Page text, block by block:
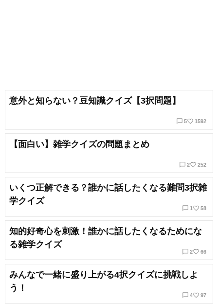
意外と知らない？豆知識クイズ【3択問題】
chat_bubble_outline 5favorite_border 1592
【面白い】雑学クイズの問題まとめ
chat_bubble_outline 2favorite_border 252
いくつ正解できる？誰かに話したくなる難問3択雑
学クイズ
chat_bubble_outline 1 favorite_border 58
知的好奇心を刺激！誰かに話したくなるためにな
る雑学クイズ
chat_bubble_outline 2favorite_border 66
みんなで一緒に盛り上がる4択クイズに挑戦しよ
う！
chat_bubble_outline 4favorite_border 97